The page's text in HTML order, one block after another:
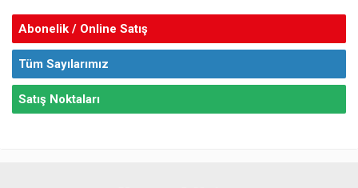
Abonelik / Online Satış
Tüm Sayılarımız
Satış Noktaları